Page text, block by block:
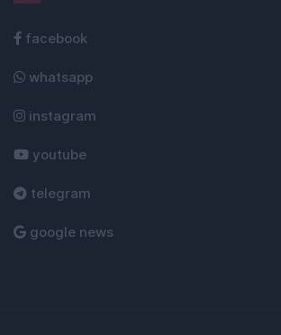
facebook
whatsapp
instagram
youtube
telegram
google news